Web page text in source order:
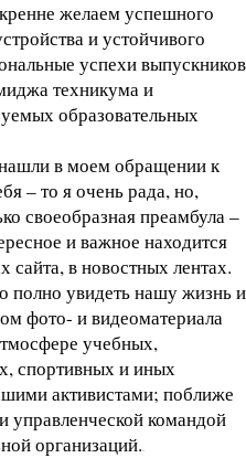
желаем успешного
и устойчивого
успехи выпускников
техникума и
образовательных
в моем обращении к
– то я очень рада, но,
своеобразная преамбула –
и важное находится
сайта, в новостных лентах.
увидеть нашу жизнь и
фото- и видеоматериала
учебных,
спортивных и иных
активистами; поближе
управленческой командой
организаций.